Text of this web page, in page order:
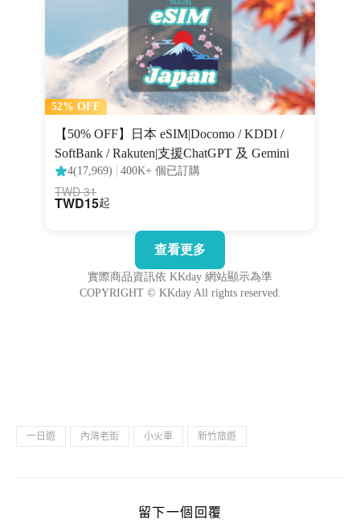
一日遊 內灣老街 小火車 新竹旅遊
留下一個回覆